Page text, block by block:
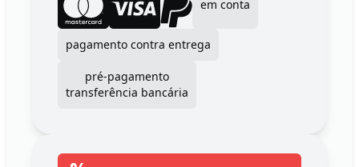
em conta
pagamento contra entrega
pré-pagamento
transferência bancária